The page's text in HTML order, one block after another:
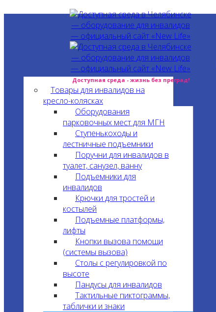
Доступная среда - жизнь без преград!
Товары для инвалидов на
кресло-колясках
Оборудования
парковочных мест для МГН
Ступенькоходы и
лестничные подъемники
Поручни для инвалидов в
туалет, санузел, ванну
Подъемники для
инвалидов
Крючки для тростей и
костылей
Подъемные платформы,
лифты
Кнопки вызова помощи
(системы вызова)
Столы с регулировкой по
высоте
Пандусы для инвалидов
Тактильные пиктограммы,
таблички и знаки